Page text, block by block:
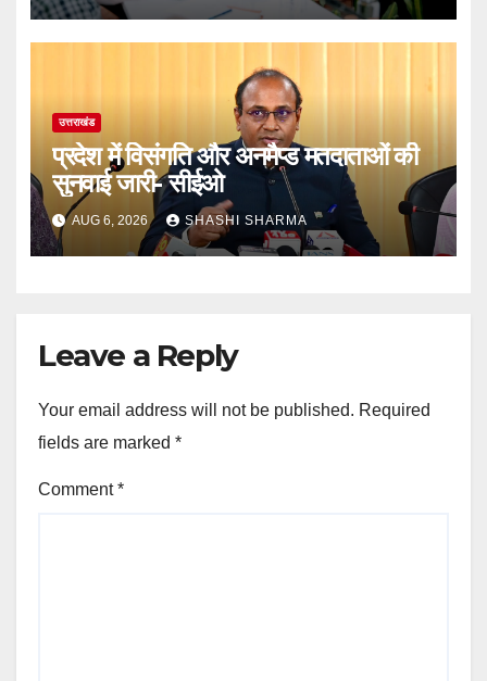
उत्तराखंड
प्रदेश में विसंगति और अनमैप्ड मतदाताओं की
सुनवाई जारी- सीईओ
AUG 6, 2026 SHASHI SHARMA
Leave a Reply
Your email address will not be published. Required
fields are marked *
Comment*